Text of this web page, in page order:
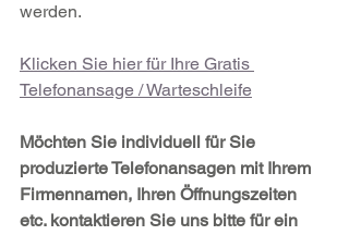
werden.
Klicken Sie hier für Ihre Gratis
Telefonansage / Warteschleife
Möchten Sie individuell für Sie
produzierte Telefonansagen mit Ihrem
Firmennamen, Ihren Öffnungszeiten
etc. kontaktieren Sie uns bitte für ein